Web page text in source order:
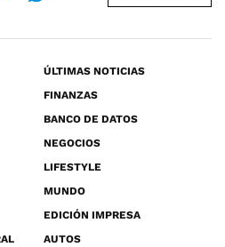
ÚLTIMAS NOTICIAS
FINANZAS
BANCO DE DATOS
NEGOCIOS
LIFESTYLE
MUNDO
EDICIÓN IMPRESA
AUTOS